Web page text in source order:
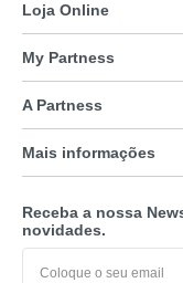
Loja Online
My Partness
A Partness
Mais informações
Receba a nossa
novidades.